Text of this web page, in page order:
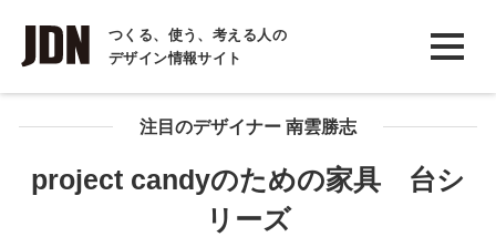
つくる、使う、考える人の
デザイン情報サイト
INTERVIEW
インタビュー
REPORT注目のデザイナー 南雲勝志
project candyのための家具 台シ
リーズ